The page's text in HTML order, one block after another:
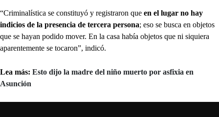
“Criminalística se constituyó y registraron que en el lugar no hay
indicios de la presencia de tercera persona; eso se busca en objetos
que se hayan podido mover. En la casa había objetos que ni siquiera
aparentemente se tocaron”, indicó.
Lea más: Esto dijo la madre del niño muerto por asfixia en
Asunción